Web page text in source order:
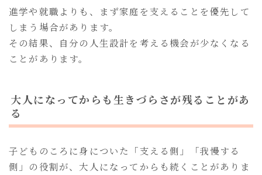
進学や就職よりも、まず家庭を支えることを優先して
しまう場合があります。
その結果、自分の人生設計を考える機会が少なくなる
ことがあります。
大人になってからも生きづらさが残ることがあ
る
子どものころに身についた「支える側」「我慢する
側」の役割が、大人になってからも続くことがありま